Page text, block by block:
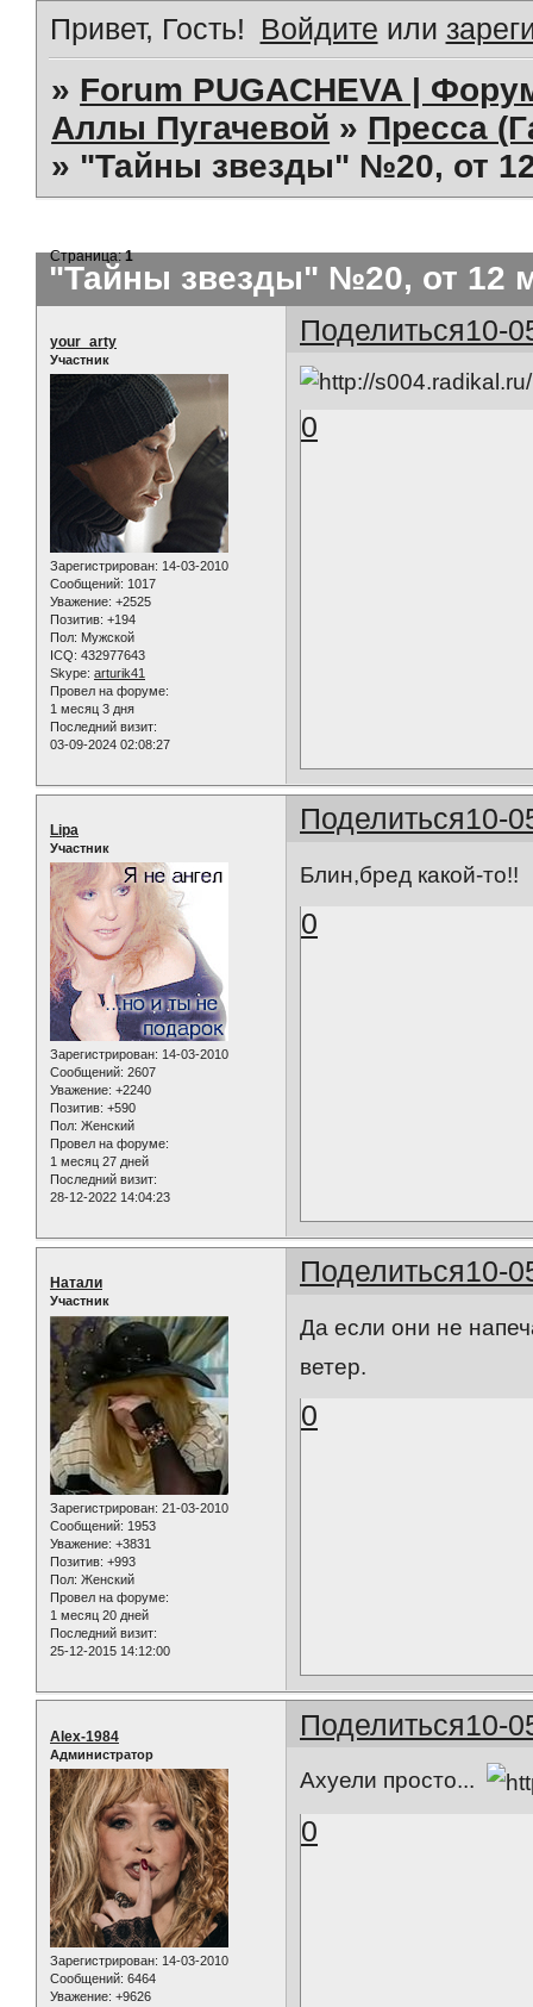
Привет, Гость! Войдите или
» Forum PUGACHEVA |
Аллы Пугачевой » Пресса
» "Тайны звезды" №20, от
"Тайны звезды" №20, от 12
Страница:1
Поделиться10-
your_arty
Участник
Зарегистрирован: 14-03-2010
Сообщений: 1017
Уважение: +2525
Позитив: +194
Пол: Мужской
ICQ: 432977643
Skype: arturik41
Провел на форуме:
1 месяц 3 дня
Последний визит:
03-09-2024 02:08:27
0
Поделиться10-
Lipa
Участник
Зарегистрирован: 14-03-2010
Сообщений: 2607
Уважение: +2240
Позитив: +590
Пол: Женский
Провел на форуме:
1 месяц 27 дней
Последний визит:
28-12-2022 14:04:23
Блин,бред какой-то!!
0
Поделиться10-
Натали
Участник
Зарегистрирован: 21-03-2010
Сообщений: 1953
Уважение: +3831
Позитив: +993
Пол: Женский
Провел на форуме:
1 месяц 20 дней
Последний визит:
25-12-2015 14:12:00
Да если они не
ветер.
0
Поделиться10-
Alex-1984
Администратор
Зарегистрирован: 14-03-2010
Сообщений: 6464
Уважение: +9626
Ахуели просто...
0